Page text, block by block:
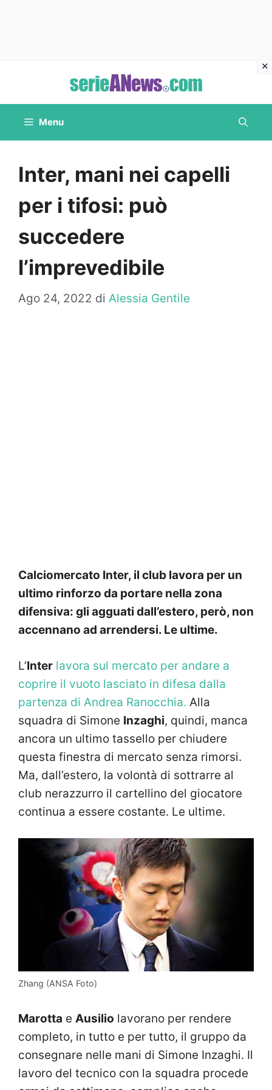
contenuto
Menu
Inter, mani nei capelli
per i tifosi: può
succedere
l’imprevedibile
Ago 24, 2022 di Alessia Gentile
Calciomercato Inter, il club lavora per un
ultimo rinforzo da portare nella zona
difensiva: gli agguati dall’estero, però, non
accennano ad arrendersi. Le ultime.
L’Inter lavora sul mercato per andare a
coprire il vuoto lasciato in difesa dalla
partenza di Andrea Ranocchia. Alla
squadra di Simone Inzaghi, quindi, manca
ancora un ultimo tassello per chiudere
questa finestra di mercato senza rimorsi.
Ma, dall’estero, la volontà di sottrarre al
club nerazzurro il cartellino del giocatore
continua a essere costante. Le ultime.
Zhang (ANSA Foto)
Marotta e Ausilio lavorano per rendere
completo, in tutto e per tutto, il gruppo da
consegnare nelle mani di Simone Inzaghi. Il
lavoro del tecnico con la squadra procede